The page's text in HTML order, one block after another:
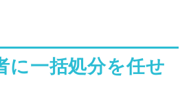
に一括処分を任せ